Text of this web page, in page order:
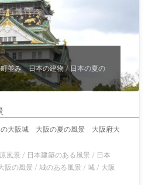
町並み 日本の建物 / 日本の夏の
大阪城 大阪の夏の風景 大阪府大
風景 / 日本建築のある風景 / 日本
阪の風景 /城のある風景 /城 / 大阪